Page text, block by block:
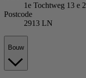
1e Tochtweg 13 e 2
Postcode
2913 LN
Bouw